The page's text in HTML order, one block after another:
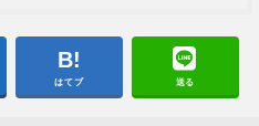
はてブ 送る